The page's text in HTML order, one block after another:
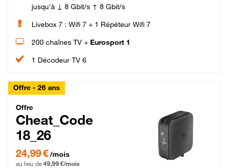
jusqu'à ↓ 8 Gbit/s ↑ 8 Gbit/s
Livebox 7 : Wifi 7 + 1 Répéteur Wifi 7
200 chaînes TV + Eurosport 1
1 Décodeur TV 6
Offre - 26 ans
Cheat_Code Fibre_18_26
Offre
Cheat_Code
18_26
24,99 € par mois pendant 0 mois puis 49,99 € par mois, Sans engagement
24,99 €/mois
au lieu de 49,99 €/mois